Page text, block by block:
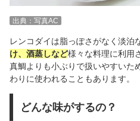
出典：写真AC
レンコダイは脂っぽさがなく淡泊
け、酒蒸しなど様々な料理に利用
真鯛よりも小ぶりで扱いやすいた
わりに使われることもあります。
どんな味がするの？